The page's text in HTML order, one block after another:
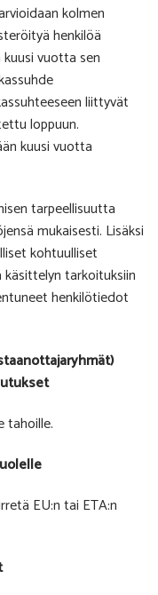
kolmen
henkilöä
vuotta sen
liittyvät
loppuun.
kuusi vuotta
tarpeellisuutta
mukaisesti. Lisäksi
kohtuulliset
tarkoituksiin
henkilötiedot
tahoille.
EU:n tai ETA:n